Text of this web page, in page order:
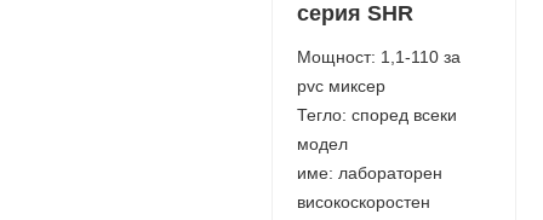
серия SHR
Мощност: 1,1-110 за
pvc миксер
Тегло: според всеки
модел
име: лабораторен
високоскоростен